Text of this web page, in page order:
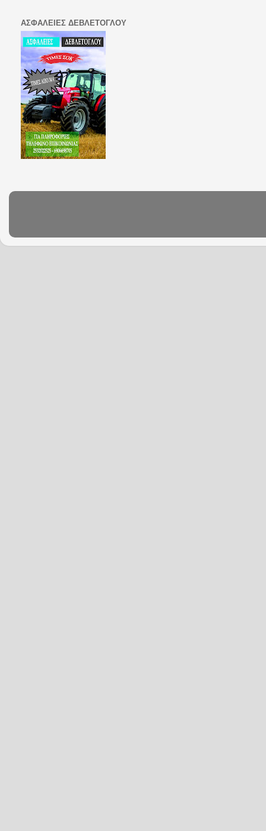
ΑΣΦΑΛΕΙΕΣ ΔΕΒΛΕΤΟΓΛΟΥ